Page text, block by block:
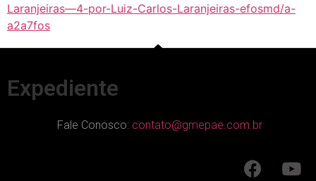
Laranjeiras—4-por-Luiz-Carlos-Laranjeiras-efosmd/a-
a2a7fos
Expediente
Fale Conosco: contato@gmepae.com.br